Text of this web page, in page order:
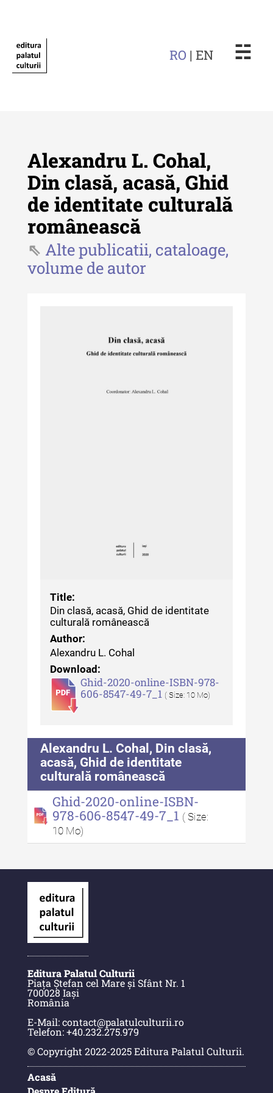
RO | EN ☵
Revista "Cercetări istorice"
Revista "Cercetări istorice" - XLIV
- 2025
Revista "Cercetări istorice" - XLIII
Indexul Complet
de Istorie a Moldovei
Anuarul Muzeului Etnografic al
Moldovei
Anuarul Muzeului Etnografic al
Moldovei - XXII / 2022
Anuarul Muzeului Etnografic al
Moldovei - XXI / 2021
Moldovei - XX / 2020
Indexul Complet
Buletinul Muzeului Științei și
Tehnicii ”Ștefan Procopiu”
Buletinul Muzeului Științei și
XV / Nr. 15 / 2021
Buletinul Muzeului Științei și
Tehnicii ”Ștefan Procopiu” - An
XIV / Nr. 14 / 2020
Buletinul Muzeului Științei și
Tehnicii ”Ștefan Procopiu” - An
XII / Nr. 13 / 2019
Indexul Complet
Buletinul Centrului de Cercetare și
Conservare-Restaurare a
Patrimoniului
Buletinul Centrului de Cercetare
Alexandru L. Cohal,
Din clasă, acasă, Ghid
de identitate culturală
românească
Alte publicatii, cataloage,
volume de autor
Title:
Din clasă, acasă, Ghid de identitate
culturală românească
Author:
Alexandru L. Cohal
Download:
Ghid-2020-online-ISBN-978-
606-8547-49-7_1 ( Size: 10 Mo)
Alexandru L. Cohal, Din clasă,
acasă, Ghid de identitate
culturală românească
Ghid-2020-online-ISBN-
978-606-8547-49-7_1 ( Size:
10 Mo)
Editura Palatul Culturii
Piața Ștefan cel Mare și Sfânt Nr. 1
700028 Iași
România
E-Mail: contact@palatulculturii.ro
Telefon: +40.232.275.979
© Copyright 2022-2025 Editura Palatul Culturii.
Acasă